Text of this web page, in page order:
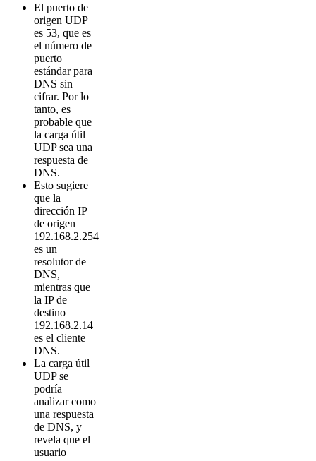
El puerto de
origen UDP
es 53, que es
el número de
puerto
estándar para
DNS sin
cifrar. Por lo
tanto, es
probable que
la carga útil
UDP sea una
respuesta de
DNS.
Esto sugiere
que la
dirección IP
de origen
192.168.2.254
es un
resolutor de
DNS,
mientras que
la IP de
destino
192.168.2.14
es el cliente
DNS.
La carga útil
UDP se
podría
analizar como
una respuesta
de DNS, y
revela que el
usuario